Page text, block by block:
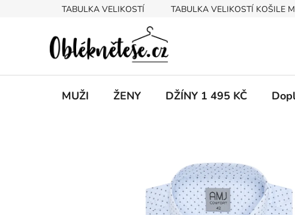
TABULKA VELIKOSTÍ TABULKA VELIKOSTÍ KOŠILE
MUŽI ŽENY DŽÍNY 1 495 KČ